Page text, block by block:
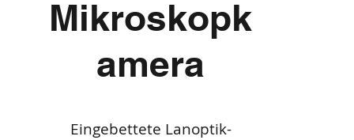
Mikroskopk
amera
Eingebettete Lanoptik-